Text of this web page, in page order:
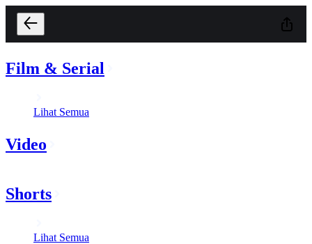
Film & Serial
Lihat Semua
Video
Shorts
Lihat Semua